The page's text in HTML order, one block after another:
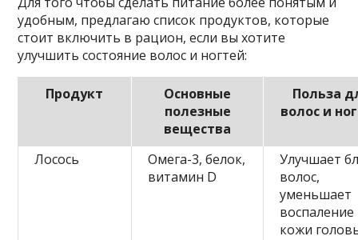
удобным, предлагаю список продуктов, которые
стоит включить в рацион, если вы хотите
улучшить состояние волос и ногтей:
Продукт
Основные
полезные
вещества
Польза
волос и
Лосось
Омега-3, белок,
витамин D
Улучшает
волос,
уменьшает
воспаление
кожи